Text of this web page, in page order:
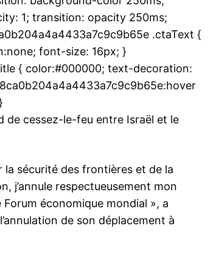
1; transition: opacity 250ms;
.ctaText {
font-size: 16px; }
{ color:#000000; text-decoration:
de cessez-le-feu entre Israël et le
la sécurité des frontières et de la
j’annule respectueusement mon
Forum économique mondial », a
de son déplacement à